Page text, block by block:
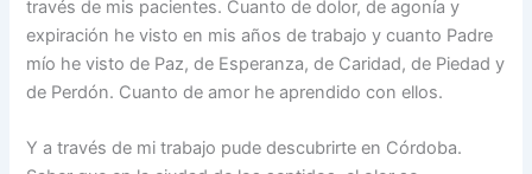
través de mis pacientes. Cuanto de dolor, de agonía y
expiración he visto en mis años de trabajo y cuanto Padre
mío he visto de Paz, de Esperanza, de Caridad, de Piedad y
de Perdón. Cuanto de amor he aprendido con ellos.
Y a través de mi trabajo pude descubrirte en Córdoba.